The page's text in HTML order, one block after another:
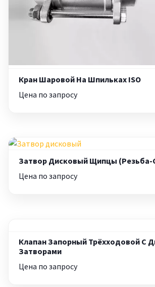
Кран Шаровой На Шпильках ISO
Цена по запросу
Затвор Дисковый Щипцы (резьба-
Цена по запросу
Клапан Запорный Трёхходовой С
Затворами
Цена по запросу